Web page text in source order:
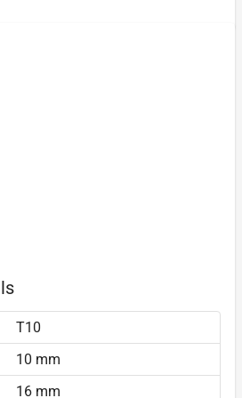
T10
10 mm
16 mm